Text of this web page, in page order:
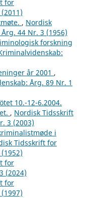
for
, Nordisk
44 Nr. 3 (1956)
forskning
år 2001 ,
Årg. 89 Nr. 1
10.-12-6.2004.
, Nordisk Tidsskrift
3 (2003)
i
Tidsskrift for
for
(2024)
for